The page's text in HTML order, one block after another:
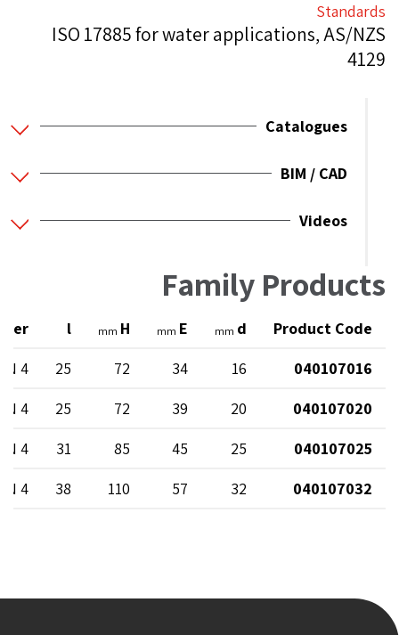
Standards
ISO 17885 for water applications, AS/NZS
4129
Catalogues
BIM / CAD
Videos
Family Products
Product Code
d
mm
E
mm
H
mm
l
040107016
16
34
72
25
4
040107020
20
39
72
25
4
040107025
25
45
85
31
4
040107032
32
57
110
38
4